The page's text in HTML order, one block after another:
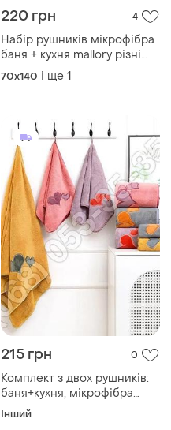
220 грн 4
Набір рушників мікрофібра
баня + кухня mallory різні
кольори 153
70x140 і ще 1
215 грн 0
Комплект з двох рушників:
баня+кухня, мікрофібра
однотонний
Інший